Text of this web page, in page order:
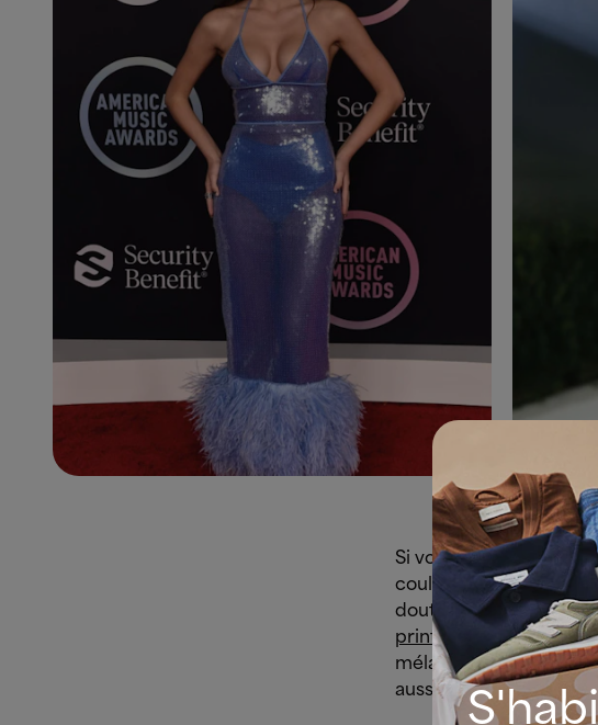
Si vous étiez passée à
couleur Pantone 2022,
doute ravie de savoir
printemps-été 2022et
mélange de bleu
aussi bien à la